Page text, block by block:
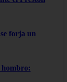
forja un
hombro: